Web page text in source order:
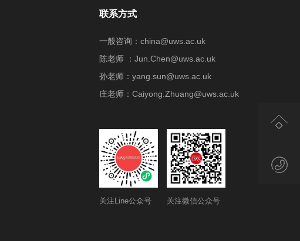
联系方式
一般咨询：china@uws.ac.uk
陈老师 ：Jun.Chen@uws.ac.uk
孙老师：yang.sun@uws.ac.uk
庄老师：Caiyong.Zhuang@uws.ac.uk
关注Line公众号 关注微信公众号